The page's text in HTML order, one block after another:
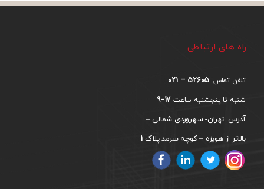
راه های ارتباطی
تلفن تماس: 52605 – 021
شنبه تا پنجشنبه ساعت 17-9
آدرس: تهران- سهروردی شمالی –
بالاتر از هویزه – کوچه سرمد پلاک 1